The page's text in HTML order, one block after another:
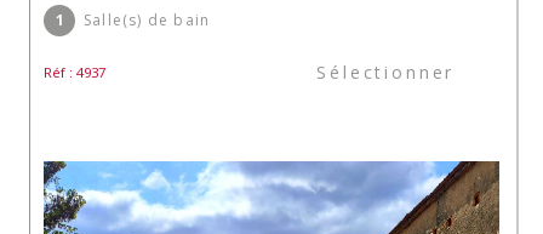
1
Salle(s) de bain
Réf : 4937 Sélectionner